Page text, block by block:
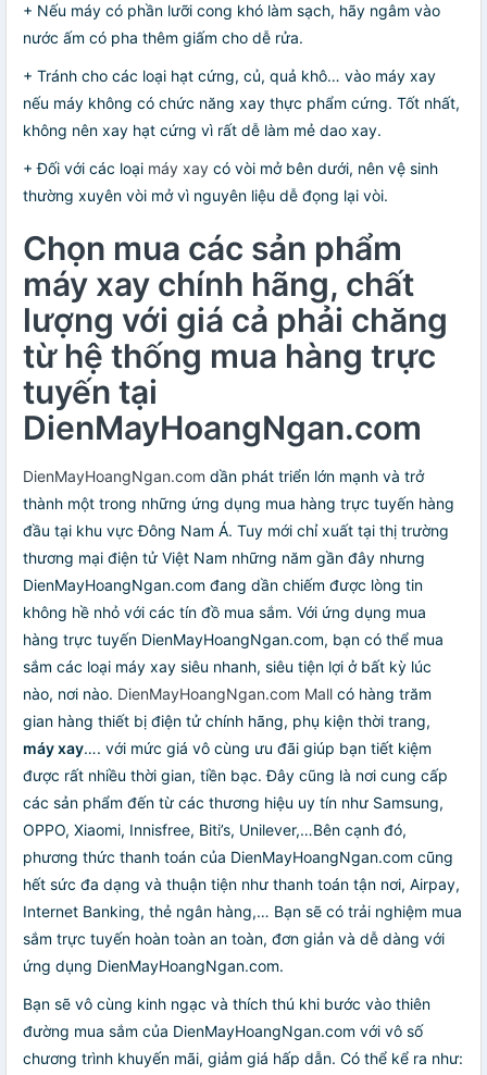
+ Nếu máy có phần lưỡi cong khó làm sạch, hãy ngâm vào
nước ấm có pha thêm giấm cho dễ rửa.
+ Tránh cho các loại hạt cứng, củ, quả khô… vào máy xay
nếu máy không có chức năng xay thực phẩm cứng. Tốt nhất,
không nên xay hạt cứng vì rất dễ làm mẻ dao xay.
+ Đối với các loại máy xay có vòi mở bên dưới, nên vệ sinh
thường xuyên vòi mở vì nguyên liệu dễ đọng lại vòi.
Chọn mua các sản phẩm
máy xay chính hãng, chất
lượng với giá cả phải chăng
từ hệ thống mua hàng trực
tuyến tại
DienMayHoangNgan.com
DienMayHoangNgan.com dần phát triển lớn mạnh và trở
thành một trong những ứng dụng mua hàng trực tuyến hàng
đầu tại khu vực Đông Nam Á. Tuy mới chỉ xuất tại thị trường
thương mại điện tử Việt Nam những năm gần đây nhưng
DienMayHoangNgan.com đang dần chiếm được lòng tin
không hề nhỏ với các tín đồ mua sắm. Với ứng dụng mua
hàng trực tuyến DienMayHoangNgan.com, bạn có thể mua
sắm các loại máy xay siêu nhanh, siêu tiện lợi ở bất kỳ lúc
nào, nơi nào. DienMayHoangNgan.com Mall có hàng trăm
gian hàng thiết bị điện tử chính hãng, phụ kiện thời trang,
máy xay…. với mức giá vô cùng ưu đãi giúp bạn tiết kiệm
được rất nhiều thời gian, tiền bạc. Đây cũng là nơi cung cấp
các sản phẩm đến từ các thương hiệu uy tín như Samsung,
OPPO, Xiaomi, Innisfree, Biti’s, Unilever,…Bên cạnh đó,
phương thức thanh toán của DienMayHoangNgan.com cũng
hết sức đa dạng và thuận tiện như thanh toán tận nơi, Airpay,
Internet Banking, thẻ ngân hàng,… Bạn sẽ có trải nghiệm mua
sắm trực tuyến hoàn toàn an toàn, đơn giản và dễ dàng với
ứng dụng DienMayHoangNgan.com.
Bạn sẽ vô cùng kinh ngạc và thích thú khi bước vào thiên
đường mua sắm của DienMayHoangNgan.com với vô số
chương trình khuyến mãi, giảm giá hấp dẫn. Có thể kể ra như: